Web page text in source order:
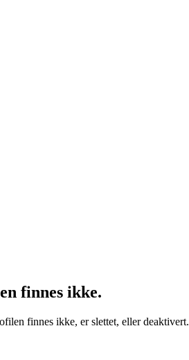
finnes ikke.
finnes ikke, er slettet, eller deaktivert.